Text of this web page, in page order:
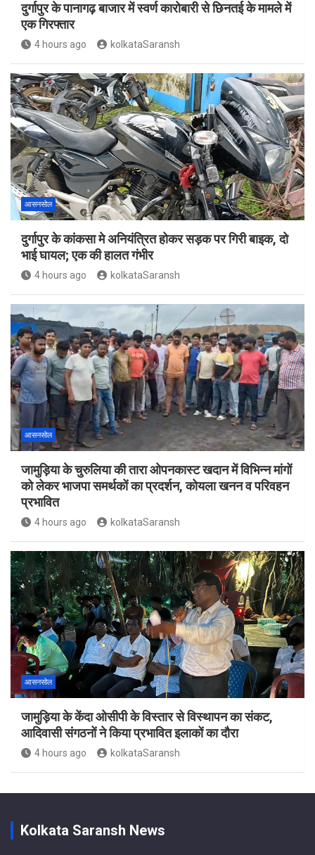
दुर्गापुर के पानागढ़ बाजार में स्वर्ण कारोबारी से छिनतई के मामले में
एक गिरफ्तार
4 hours ago kolkataSaransh
आसनसोल
दुर्गापुर के कांकसा मे अनियंत्रित होकर सड़क पर गिरी बाइक, दो
भाई घायल; एक की हालत गंभीर
4 hours ago kolkataSaransh
आसनसोल
जामुड़िया के चुरुलिया की तारा ओपनकास्ट खदान में विभिन्न मांगों
को लेकर भाजपा समर्थकों का प्रदर्शन, कोयला खनन व परिवहन
प्रभावित
4 hours ago kolkataSaransh
आसनसोल
जामुड़िया के केंदा ओसीपी के विस्तार से विस्थापन का संकट,
आदिवासी संगठनों ने किया प्रभावित इलाकों का दौरा
4 hours ago kolkataSaransh
Kolkata Saransh News